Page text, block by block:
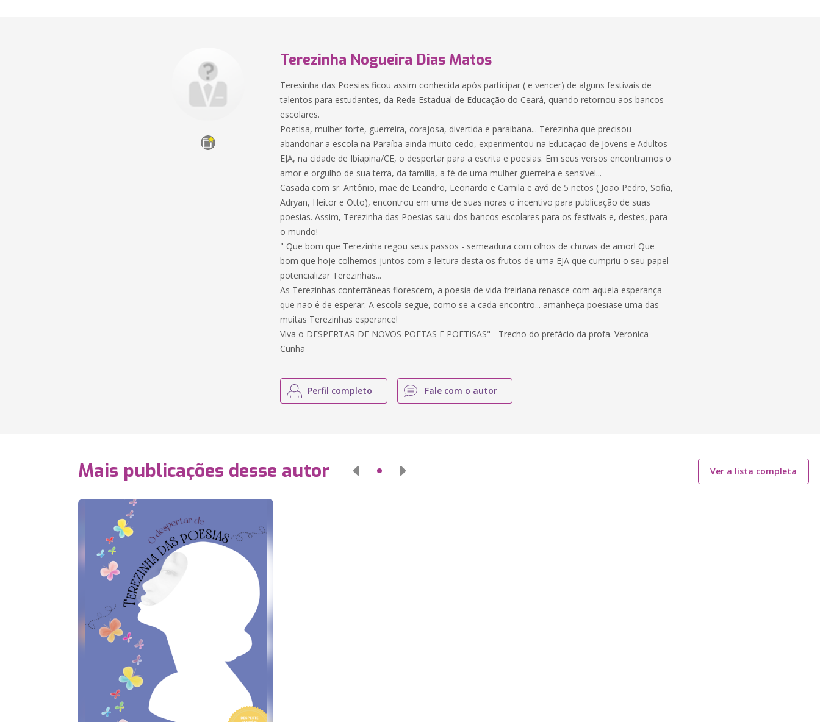
Terezinha Nogueira Dias Matos
Teresinha das Poesias ficou assim conhecida após participar ( e vencer) de alguns festivais de
talentos para estudantes, da Rede Estadual de Educação do Ceará, quando retornou aos bancos
escolares.
Poetisa, mulher forte, guerreira, corajosa, divertida e paraibana... Terezinha que precisou
abandonar a escola na Paraíba ainda muito cedo, experimentou na Educação de Jovens e Adultos-
EJA, na cidade de Ibiapina/CE, o despertar para a escrita e poesias. Em seus versos encontramos o
amor e orgulho de sua terra, da família, a fé de uma mulher guerreira e sensível...
Casada com sr. Antônio, mãe de Leandro, Leonardo e Camila e avó de 5 netos ( João Pedro, Sofia,
Adryan, Heitor e Otto), encontrou em uma de suas noras o incentivo para publicação de suas
poesias. Assim, Terezinha das Poesias saiu dos bancos escolares para os festivais e, destes, para
o mundo!
" Que bom que Terezinha regou seus passos - semeadura com olhos de chuvas de amor! Que
bom que hoje colhemos juntos com a leitura desta os frutos de uma EJA que cumpriu o seu papel
potencializar Terezinhas...
As Terezinhas conterrâneas florescem, a poesia de vida freiriana renasce com aquela esperança
que não é de esperar. A escola segue, como se a cada encontro... amanheça poesiase uma das
muitas Terezinhas esperance!
Viva o DESPERTAR DE NOVOS POETAS E POETISAS" - Trecho do prefácio da profa. Veronica
Cunha
Perfil completo Fale com o autor
Mais publicações desse autor Ver a lista completa